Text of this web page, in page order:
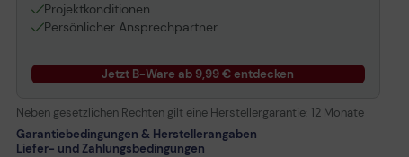
Projektkonditionen
Persönlicher Ansprechpartner
Jetzt B-Ware ab 9,99 € entdecken
Neben gesetzlichen Rechten gilt eine Herstellergarantie: 12 Monate
Garantiebedingungen & Herstellerangaben
Liefer- und Zahlungsbedingungen